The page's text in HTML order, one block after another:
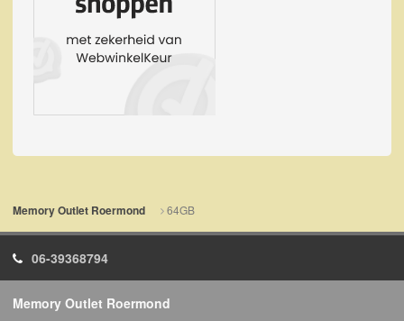
Memory Outlet Roermond 64GB
06-39368794
Memory Outlet Roermond